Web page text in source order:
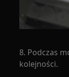
8. Podczas
kolejności.